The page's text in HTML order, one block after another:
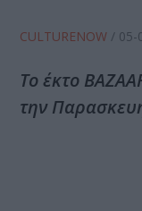
CULTURENOW / 05-
Το έκτο
την